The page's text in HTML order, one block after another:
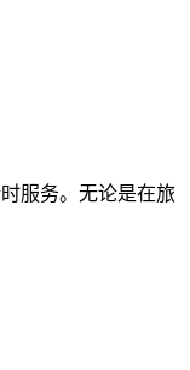
服务。无论是在旅